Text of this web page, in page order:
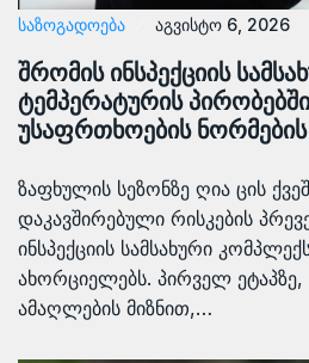
ᲡᲐᲖᲝᲒᲐᲓᲝᲔᲑᲐ აგვისტო 6, 2026
შრომის ინსპექციის
ტემპერატურის
უსაფრთხოების
ზაფხულის სეზონზე ღია ცის
დაკავშირებული რისკების
ინსპექციის სამსახური
ახორციელებს. პირველ ეტაპზე,
ამაღლების მიზნით,…